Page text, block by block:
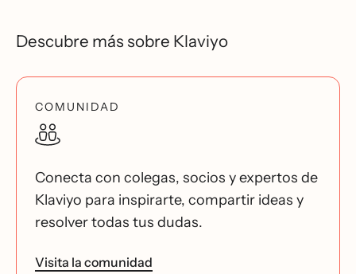
Descubre más sobre Klaviyo
COMUNIDAD
Conecta con colegas, socios y expertos de
Klaviyo para inspirarte, compartir ideas y
resolver todas tus dudas.
Visita la comunidad